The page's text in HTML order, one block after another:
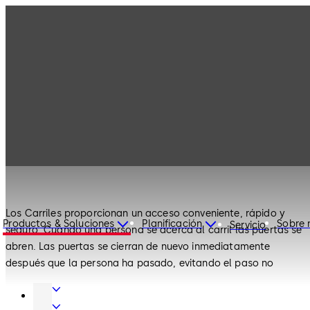
Productos & Soluciones Planificación Servicio Sobre
Los Carriles proporcionan un acceso conveniente, rápido y
seguro. Cuando una persona se acerca al carril las puertas se
abren. Las puertas se cierran de nuevo inmediatamente
después que la persona ha pasado, evitando el paso no
sistemas de tiempo y asistencia, lectores de identificación,
Herrajes
para